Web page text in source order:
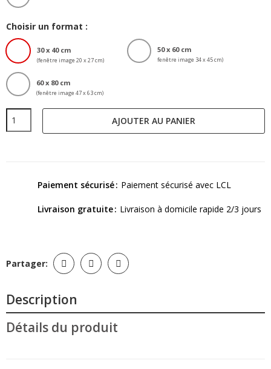
Choisir un format :
30 x 40 cm
(fenêtre image 20 x 27 cm)
50 x 60 cm
fenêtre image 34 x 45 cm)
60 x 80 cm
(fenêtre image 47 x 63 cm)
AJOUTER AU PANIER
Paiement sécurisé Paiement sécurisé avec LCL
Livraison gratuite Livraison à domicile rapide 2/3 jours
Partager:
Description
Détails du produit